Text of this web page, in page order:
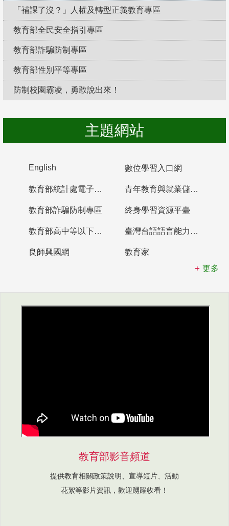
「補課了沒？」人權及轉型正義教育專區
教育部全民安全指引專區
教育部詐騙防制專區
教育部性別平等專區
防制校園霸凌，勇敢說出來！
主題網站
English 數位學習入口網
教育部統計處電子書櫃 青年教育與就業儲蓄帳戶
教育部詐騙防制專區 終身學習資源平臺
教育部高中等以下學校及幼兒園教師資格檢定考試 臺灣台語語言能力認證網站
良師興國網
教育家
更多
教育部影音頻道
提供教育相關政策說明、宣導短片、活動
花絮等影片資訊，歡迎踴躍收看！